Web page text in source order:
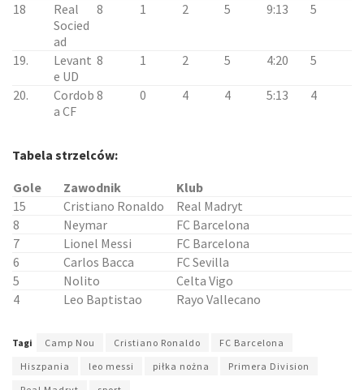
18
Real
Socied
ad
8 1 2 5 9:13 5
19.
Levant
e UD
8 1 2 5 4:20 5
20.
Cordob
a CF
8 0 4 4 5:13 4
Tabela strzelców:
Gole
Zawodnik
Klub
15
Cristiano Ronaldo
Real Madryt
8
Neymar
FC Barcelona
7
Lionel Messi
FC Barcelona
6
Carlos Bacca
FC Sevilla
5
Nolito
Celta Vigo
4
Leo Baptistao Rayo Vallecano
Tagi Camp Nou Cristiano Ronaldo
FC Barcelona
Hiszpania
leo messi piłka nożna
Primera Division